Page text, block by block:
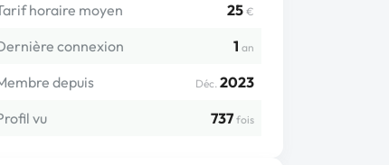
horaire moyen 25 €
connexion 1 an
depuis Déc. 2023
vu
737 fois